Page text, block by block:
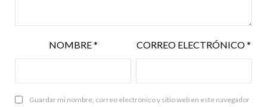
NOMBRE* CORREO ELECTRÓNICO*
Guardar mi nombre, correo electrónico y sitio web en este navegador